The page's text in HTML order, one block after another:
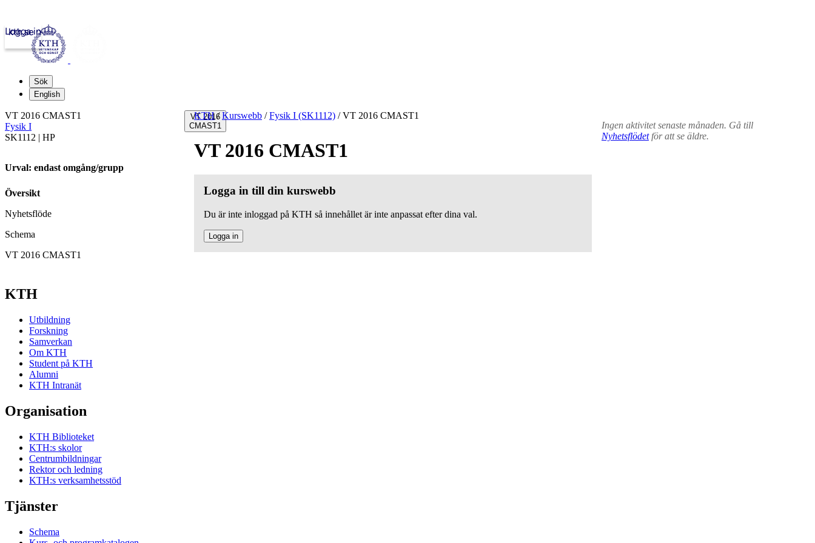
kth.se
Logga in
Sök
English
VT 2016
CMAST1
KTH / Kurswebb / Fysik I (SK1112) /VT 2016 CMAST1
VT 2016 CMAST1
Logga in till din kurswebb
Du är inte inloggad på KTH så innehållet är inte anpassat efter dina val.
Logga in
Ingen aktivitet senaste månaden. Gå till
Nyhetsflödetför att se äldre.
VT 2016 CMAST1
Fysik I
SK1112 | HP
Urval: endast omgång/grupp
Översikt
Nyhetsflöde
Schema
VT 2016 CMAST1
KTH
Utbildning
Forskning
Samverkan
Om KTH
Student på KTH
Alumni
KTH Intranät
Organisation
KTH Biblioteket
KTH:s skolor
Centrumbildningar
Rektor och ledning
KTH:s verksamhetsstöd
Tjänster
Schema